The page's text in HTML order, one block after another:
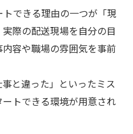
できる理由の一つが「現
際の配送現場を自分の目
容や職場の雰囲気を事前
と違った」といったミス
トできる環境が用意され